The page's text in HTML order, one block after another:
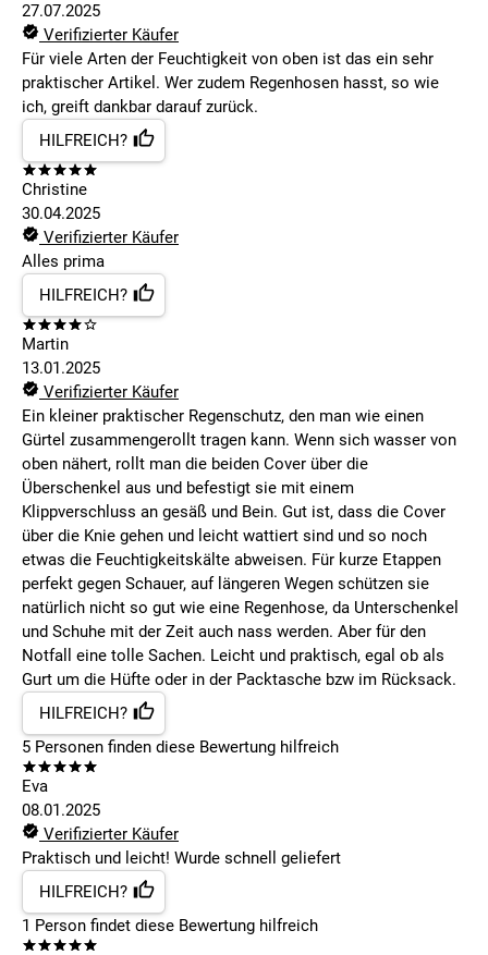
27.07.2025
Verifizierter Käufer
Für viele Arten der Feuchtigkeit von oben ist das ein sehr
praktischer Artikel. Wer zudem Regenhosen hasst, so wie
ich, greift dankbar darauf zurück.
HILFREICH?
Christine
30.04.2025
Verifizierter Käufer
Alles prima
HILFREICH?
Martin
13.01.2025
Verifizierter Käufer
Ein kleiner praktischer Regenschutz, den man wie einen
Gürtel zusammengerollt tragen kann. Wenn sich wasser von
oben nähert, rollt man die beiden Cover über die
Überschenkel aus und befestigt sie mit einem
Klippverschluss an gesäß und Bein. Gut ist, dass die Cover
über die Knie gehen und leicht wattiert sind und so noch
etwas die Feuchtigkeitskälte abweisen. Für kurze Etappen
perfekt gegen Schauer, auf längeren Wegen schützen sie
natürlich nicht so gut wie eine Regenhose, da Unterschenkel
und Schuhe mit der Zeit auch nass werden. Aber für den
Notfall eine tolle Sachen. Leicht und praktisch, egal ob als
Gurt um die Hüfte oder in der Packtasche bzw im Rücksack.
HILFREICH?
5 Personen finden diese Bewertung hilfreich
Eva
08.01.2025
Verifizierter Käufer
Praktisch und leicht! Wurde schnell geliefert
HILFREICH?
1 Person findet diese Bewertung hilfreich